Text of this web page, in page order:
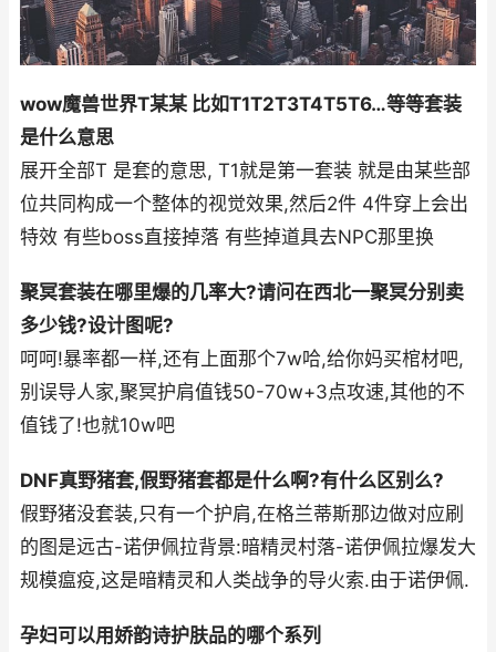
wow魔兽世界T某某 比如T1T2T3T4T5T6…等等套装
是什么意思
展开全部T 是套的意思, T1就是第一套装 就是由某些部
位共同构成一个整体的视觉效果,然后2件 4件穿上会出
特效 有些boss直接掉落 有些掉道具去NPC那里换
聚冥套装在哪里爆的几率大?请问在西北一聚冥分别卖
多少钱?设计图呢?
呵呵!暴率都一样,还有上面那个7w哈,给你妈买棺材吧,
别误导人家,聚冥护肩值钱50-70w+3点攻速,其他的不
值钱了!也就10w吧
DNF真野猪套,假野猪套都是什么啊?有什么区别么?
假野猪没套装,只有一个护肩,在格兰蒂斯那边做对应刷
的图是远古-诺伊佩拉背景:暗精灵村落-诺伊佩拉爆发大
规模瘟疫,这是暗精灵和人类战争的导火索.由于诺伊佩.
孕妇可以用娇韵诗护肤品的哪个系列